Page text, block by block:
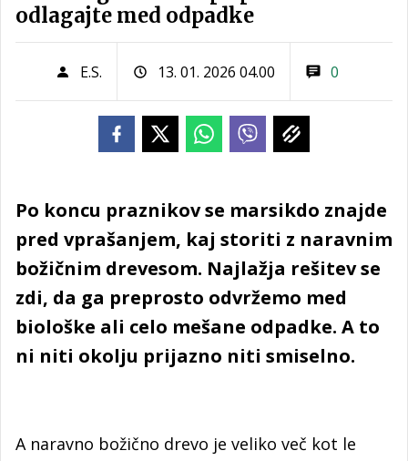
odlagajte med odpadke
E.S. 13. 01. 2026 04.00 0
Po koncu praznikov se marsikdo znajde
pred vprašanjem, kaj storiti z naravnim
božičnim drevesom. Najlažja rešitev se
zdi, da ga preprosto odvržemo med
biološke ali celo mešane odpadke. A to
ni niti okolju prijazno niti smiselno.
A naravno božično drevo je veliko več kot le